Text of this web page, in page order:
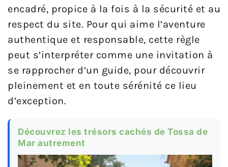
encadré, propice à la fois à la sécurité et au
respect du site. Pour qui aime l’aventure
authentique et responsable, cette règle
peut s’interpréter comme une invitation à
se rapprocher d’un guide, pour découvrir
pleinement et en toute sérénité ce lieu
d’exception.
Découvrez les trésors cachés de Tossa de
Mar autrement